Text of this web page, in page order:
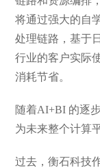
将通过强大的自
处理链路，基于
行业的客户实际
消耗节省。
随着AI+BI 的逐
为未来整个计算
过去，衡石科技